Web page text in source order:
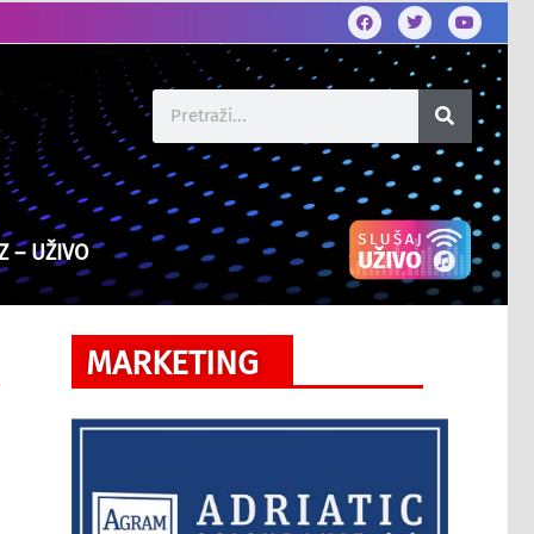
– UŽIVO
MARKETING